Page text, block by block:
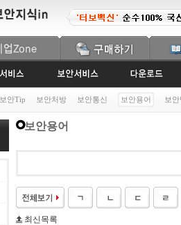
보안Tip 보안처방 보안통신 보안용어 보
보안용어
최신목록